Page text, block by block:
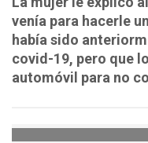
venía para hacerle
había sido
covid-19, pero que
automóvil para no